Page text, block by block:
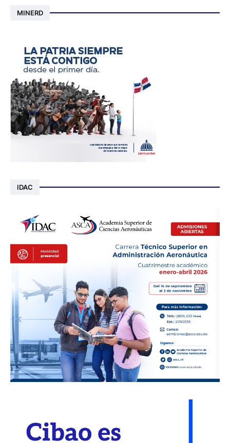
MINERD
IDAC